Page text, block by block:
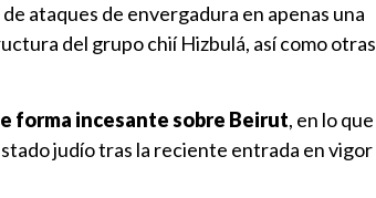
ataques de envergadura en apenas una
del grupo chií Hizbulá, así como otras
forma incesante sobre Beirut, en lo que
judío tras la reciente entrada en vigor